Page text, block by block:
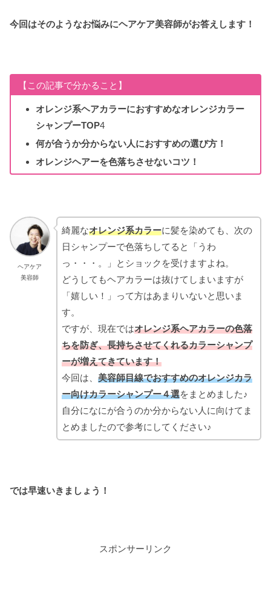
今回はそのようなお悩みにヘアケア美容師がお答えします！
【この記事で分かること】
オレンジ系ヘアカラーにおすすめなオレンジカラー
シャンプーTOP4
何が合うか分からない人におすすめの選び方！
オレンジヘアーを色落ちさせないコツ！
ヘアケア
美容師
綺麗なオレンジ系カラーに髪を染めても、次の
日シャンプーで色落ちしてると「うわ
っ・・・。」とショックを受けますよね。
どうしてもヘアカラーは抜けてしまいますが
「嬉しい！」って方はあまりいないと思いま
す。
ですが、現在ではオレンジ系ヘアカラーの色落
ちを防ぎ、長持ちさせてくれるカラーシャンプ
ーが増えてきています！
今回は、 美容師目線でおすすめのオレンジカラ
ー向けカラーシャンプー４選をまとめました♪
自分になにが合うのか分からない人に向けてま
とめましたので参考にしてください♪
では早速いきましょう！
スポンサーリンク